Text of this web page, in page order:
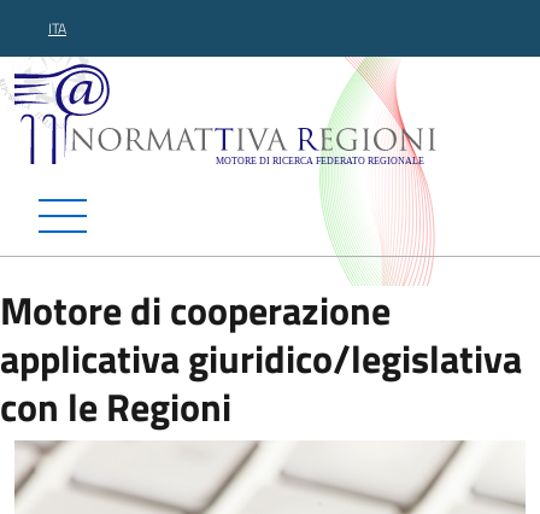
ITA
Normattiva Regioni -
Motore di cooperazione
applicativa giuridico/legislativa
con le Regioni